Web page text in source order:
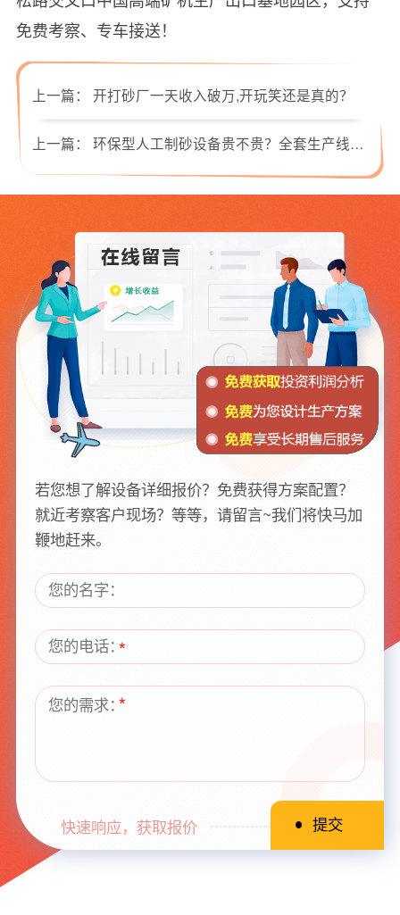
免费考察、专车接送！
上一篇： 开打砂厂一天收入破万,开玩笑还是真的？
上一篇： 环保型人工制砂设备贵不贵？全套生产线需要多少钱？
若您想了解设备详细报价？免费获得方案配置？
就近考察客户现场？等等，请留言~我们将快马加
鞭地赶来。
快速响应，获取报价